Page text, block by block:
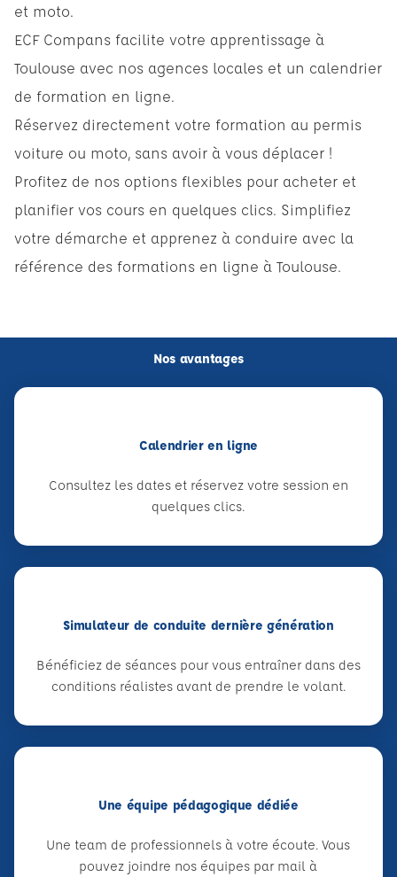
et moto.
ECF Compans facilite votre apprentissage à
Toulouse avec nos agences locales et un calendrier
de formation en ligne.
Réservez directement votre formation au permis
voiture ou moto, sans avoir à vous déplacer !
Profitez de nos options flexibles pour acheter et
planifier vos cours en quelques clics. Simplifiez
votre démarche et apprenez à conduire avec la
référence des formations en ligne à Toulouse.
Nos avantages
Calendrier en ligne
Consultez les dates et réservez votre session en
quelques clics.
Simulateur de conduite dernière génération
Bénéficiez de séances pour vous entraîner dans des
conditions réalistes avant de prendre le volant.
Une équipe pédagogique dédiée
Une team de professionnels à votre écoute. Vous
pouvez joindre nos équipes par mail à